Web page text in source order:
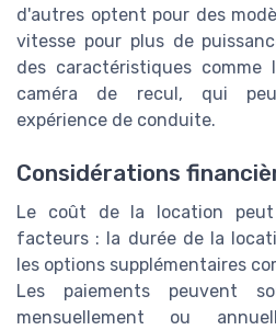
d'autres optent pour des
vitesse pour plus de
des caractéristiques
caméra de recul, qui
expérience de conduite.
Considérations
Le coût de la location peut
facteurs : la durée de la
les options supplémentaires
Les paiements peuvent
mensuellement ou